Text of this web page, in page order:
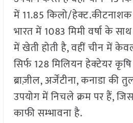
में 11.85 किलो/
भारत में 1083 मिमी वर्षा के
में खेती होती है, वहीं चीन में
सिर्फ 128 मिलियन हेक्टेयर
ब्राज़ील, अर्जेंटीना, कनाडा की
उपयोग में निचले क्रम पर हैं,
काफी सम्भावना है.